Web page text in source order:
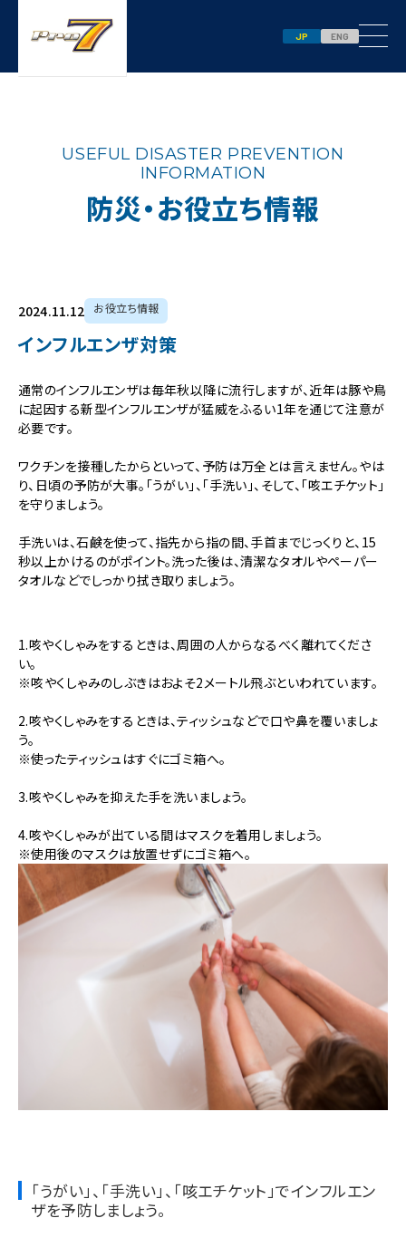
JP ENG
USEFUL DISASTER PREVENTION
INFORMATION
防災・お役立ち情報
2024.11.12 お役立ち情報
インフルエンザ対策
通常のインフルエンザは毎年秋以降に流行しますが、近年は豚や鳥
に起因する新型インフルエンザが猛威をふるい1年を通じて注意が
必要です。
ワクチンを接種したからといって、予防は万全とは言えません。やは
り、日頃の予防が大事。「うがい」、「手洗い」、そして、「咳エチケット」
を守りましょう。
手洗いは、石鹸を使って、指先から指の間、手首までじっくりと、15
秒以上かけるのがポイント。洗った後は、清潔なタオルやペーパー
タオルなどでしっかり拭き取りましょう。
1.咳やくしゃみをするときは、周囲の人からなるべく離れてくださ
い。
※咳やくしゃみのしぶきはおよそ2メートル飛ぶといわれています。
2.咳やくしゃみをするときは、ティッシュなどで口や鼻を覆いましょ
う。
※使ったティッシュはすぐにゴミ箱へ。
3.咳やくしゃみを抑えた手を洗いましょう。
4.咳やくしゃみが出ている間はマスクを着用しましょう。
※使用後のマスクは放置せずにゴミ箱へ。
「うがい」、「手洗い」、「咳エチケット」でインフルエン
ザを予防しましょう。